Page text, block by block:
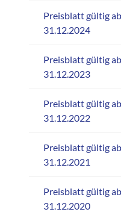
Preisblatt gültig
31.12.2024
Preisblatt gültig
31.12.2023
Preisblatt gültig
31.12.2022
Preisblatt gültig
31.12.2021
Preisblatt gültig
31.12.2020